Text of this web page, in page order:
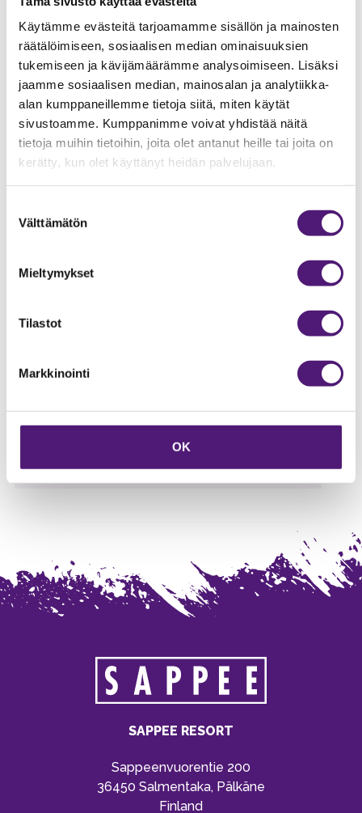
Käytämme evästeitä tarjoamamme sisällön ja mainosten
räätälöimiseen, sosiaalisen median ominaisuuksien
tukemiseen ja kävijämäärämme analysoimiseen. Lisäksi
jaamme sosiaalisen median, mainosalan ja analytiikka-
alan kumppaneillemme tietoja siitä, miten käytät
sivustoamme. Kumppanimme voivat yhdistää näitä
tietoja muihin tietoihin, joita olet antanut heille tai joita on
kerätty, kun olet käyttänyt heidän palvelujaan.
valinta
Välttämätön
Mieltymykset
Tilastot
Markkinointi
OK
Jääkaappi
Kahvinkeitin
1
Kuivauskaappi
1
Kuumavesiallas
1
Lisävuodepaikat
2
Makuuhuoneiden lukumäärä
5
Mikroaaltouuni
1
Pinta-ala
m2
Sauna
Televisio
Yläkerran pinta-ala
43.5
SAPPEE RESORT
Sappeenvuorentie 200
36450 Salmentaka, Pälkäne
Finland